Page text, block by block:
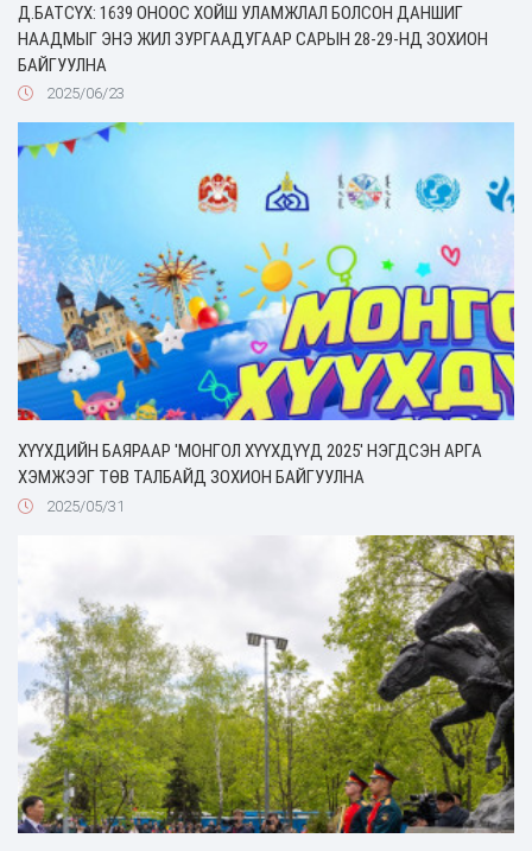
Д.БАТСҮХ: 1639 ОНООС ХОЙШ УЛАМЖЛАЛ БОЛСОН ДАНШИГ
НААДМЫГ ЭНЭ ЖИЛ ЗУРГААДУГААР САРЫН 28-29-НД ЗОХИОН
БАЙГУУЛНА
2025/06/23
ХҮҮХДИЙН БАЯРААР 'МОНГОЛ ХҮҮХДҮҮД 2025' НЭГДСЭН АРГА
ХЭМЖЭЭГ ТӨВ ТАЛБАЙД ЗОХИОН БАЙГУУЛНА
2025/05/31